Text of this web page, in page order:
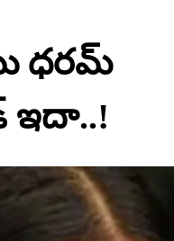
ధ‌ర‌మ్
ఇదా..!